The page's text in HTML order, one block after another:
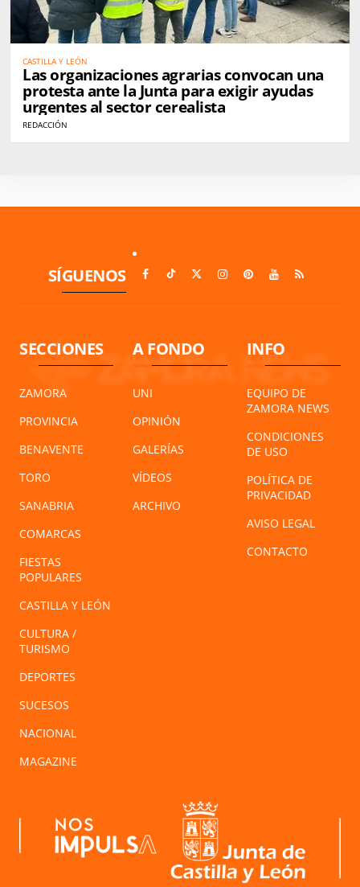
CASTILLA Y LEÓN
Las organizaciones agrarias convocan una
protesta ante la Junta para exigir ayudas
urgentes al sector cerealista
REDACCIÓN
SÍGUENOS
SECCIONES
ZAMORA
PROVINCIA
BENAVENTE
TORO
SANABRIA
COMARCAS
FIESTAS
POPULARES
CASTILLA Y LEÓN
CULTURA /
TURISMO
DEPORTES
SUCESOS
NACIONAL
MAGAZINE
A FONDO
UNI
OPINIÓN
GALERÍAS
VÍDEOS
ARCHIVO
INFO
EQUIPO DE
ZAMORA NEWS
CONDICIONES
DE USO
POLÍTICA DE
PRIVACIDAD
AVISO LEGAL
CONTACTO